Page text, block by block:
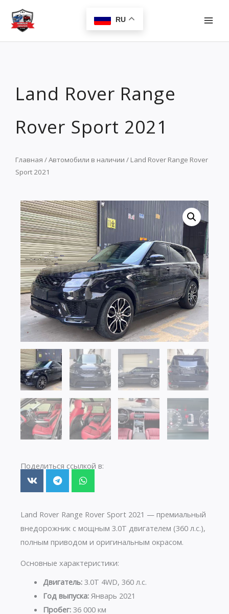
Перейти
содержимому
RU
Land Rover Range
Rover Sport 2021
Главная /Автомобили в наличии / Land Rover Range Rover
Sport 2021
Поделиться ссылкой в:
Land Rover Range Rover Sport 2021 — премиальный
внедорожник с мощным 3.0T двигателем (360 л.с.),
полным приводом и оригинальным окрасом.
Основные характеристики:
Двигатель:3.0T 4WD, 360 л.с.
Год выпуска:Январь 2021
Пробег:36 000 км